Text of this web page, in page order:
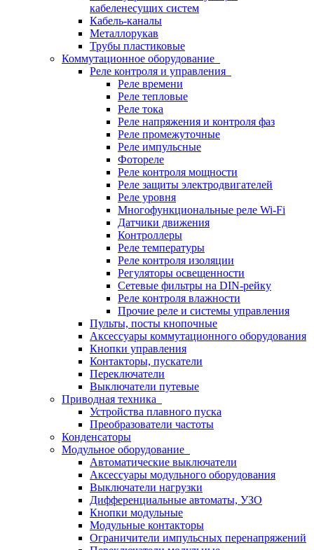
кабеленесущих систем
Кабель-каналы
Металлорукав
Трубы пластиковые
Коммутационное оборудование
Реле контроля и управления
Реле времени
Реле тепловые
Реле тока
Реле напряжения и контроля фаз
Реле промежуточные
Реле импульсные
Фотореле
Реле контроля мощности
Реле защиты электродвигателей
Реле уровня
Многофункциональные реле Wi-Fi
Датчики движения
Контроллеры
Реле температуры
Реле контроля изоляции
Регуляторы освещенности
Сетевые фильтры на DIN-рейку
Реле контроля влажности
Прочие реле и системы управления
Пульты, посты кнопочные
Аксессуары коммутационного оборудования
Кнопки управления
Контакторы, пускатели
Переключатели
Выключатели путевые
Приводная техника
Устройства плавного пуска
Преобразователи частоты
Конденсаторы
Модульное оборудование
Автоматические выключатели
Аксессуары модульного оборудования
Выключатели нагрузки
Дифференциальные автоматы, УЗО
Кнопки модульные
Модульные контакторы
Ограничители импульсных перенапряжений